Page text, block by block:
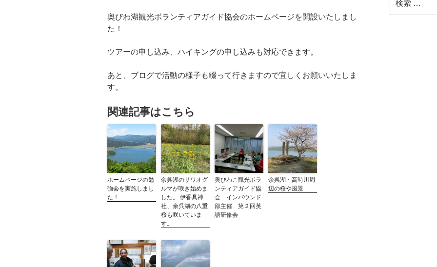
奥びわ湖観光ボランティアガイド協会のホームページを開設いたしまし
た！
ツアーの申し込み、ハイキングの申し込みも対応できます。
あと、ブログで活動の様子も綴って行きますので宜しくお願いいたしま
す。
関連記事はこちら
ホームページの勉
強会を実施しまし
た！
余呉湖のサワオグ
ルマが咲き始めま
した。 伊香具神
社、余呉湖の八重
桜も咲いていま
す。
奥びわこ観光ボラ
ンティアガイド協
会 インバウンド
部主催 第２回英
語研修会
余呉湖・高時川周
辺の桜や風景
索: